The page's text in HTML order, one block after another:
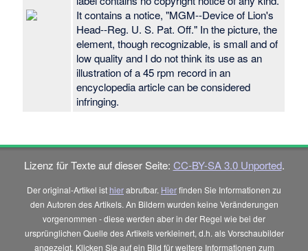
It contains a notice, "MGM--Device of Lion's
Head--Reg. U. S. Pat. Off." In the picture, the
element, though recognizable, is small and of
low quality and I do not think its use as an
illustration of a 45 rpm record in an
encyclopedia article can be considered
infringing.
Lizenz für Texte auf dieser Seite: CC-BY-SA 3.0 Unported.
Der original-Artikel ist hierabrufbar. Hierfinden Sie Informationen zu
den Autoren des Artikels. An Bildern wurden keine Veränderungen
vorgenommen - diese werden aber in der Regel wie bei der
ursprünglichen Quelle des Artikels verkleinert, d.h. als Vorschaubilder
angezeigt. Klicken Sie auf ein Bild für weitere Informationen zum